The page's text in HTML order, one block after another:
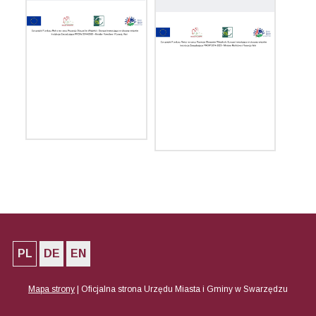
PL DE EN
Mapa strony Oficjalna strona Urzędu Miasta i Gminy w Swarzędzu